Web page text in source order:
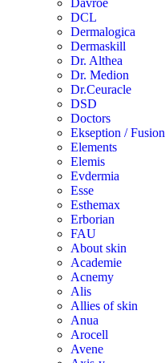
DCL
Dermalogica
Dermaskill
Dr. Althea
Dr. Medion
Dr.Ceuracle
DSD
Doctors
Ekseption / Fusion
Elements
Elemis
Evdermia
Esse
Esthemax
Erborian
FAU
About skin
Academie
Acnemy
Alis
Allies of skin
Anua
Arocell
Avene